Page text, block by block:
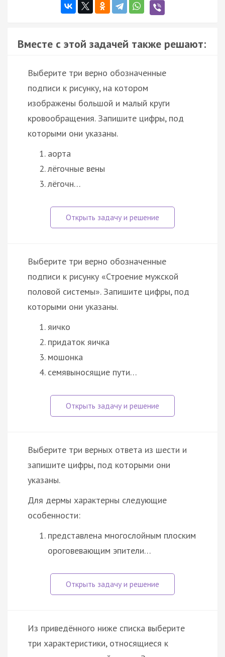
Вместе с этой задачей также решают:
Выберите три верно обозначенные
подписи к рисунку, на котором
изображены большой и малый круги
кровообращения. Запишите цифры, под
которыми они указаны.
аорта
лёгочные вены
лёгочн…
Выберите три верно обозначенные
подписи к рисунку «Строение мужской
половой системы». Запишите цифры, под
которыми они указаны.
яичко
придаток яичка
мошонка
семявыносящие пути…
Выберите три верных ответа из шести и
запишите цифры, под которыми они
указаны.
Для дермы характерны следующие
особенности:
представлена многослойным плоским
ороговевающим эпители…
Из приведённого ниже списка выберите
три характеристики, относящиеся к